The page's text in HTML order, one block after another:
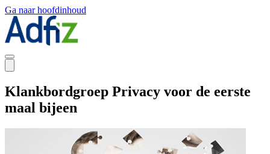
Ga naar hoofdinhoud
Klankbordgroep Privacy voor de eerste
maal bijeen